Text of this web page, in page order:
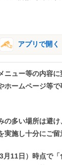
アプリで開く
ニュー等の内容
ホームページ等
の多い場所は避
施し十分にご留
11日）時点で「